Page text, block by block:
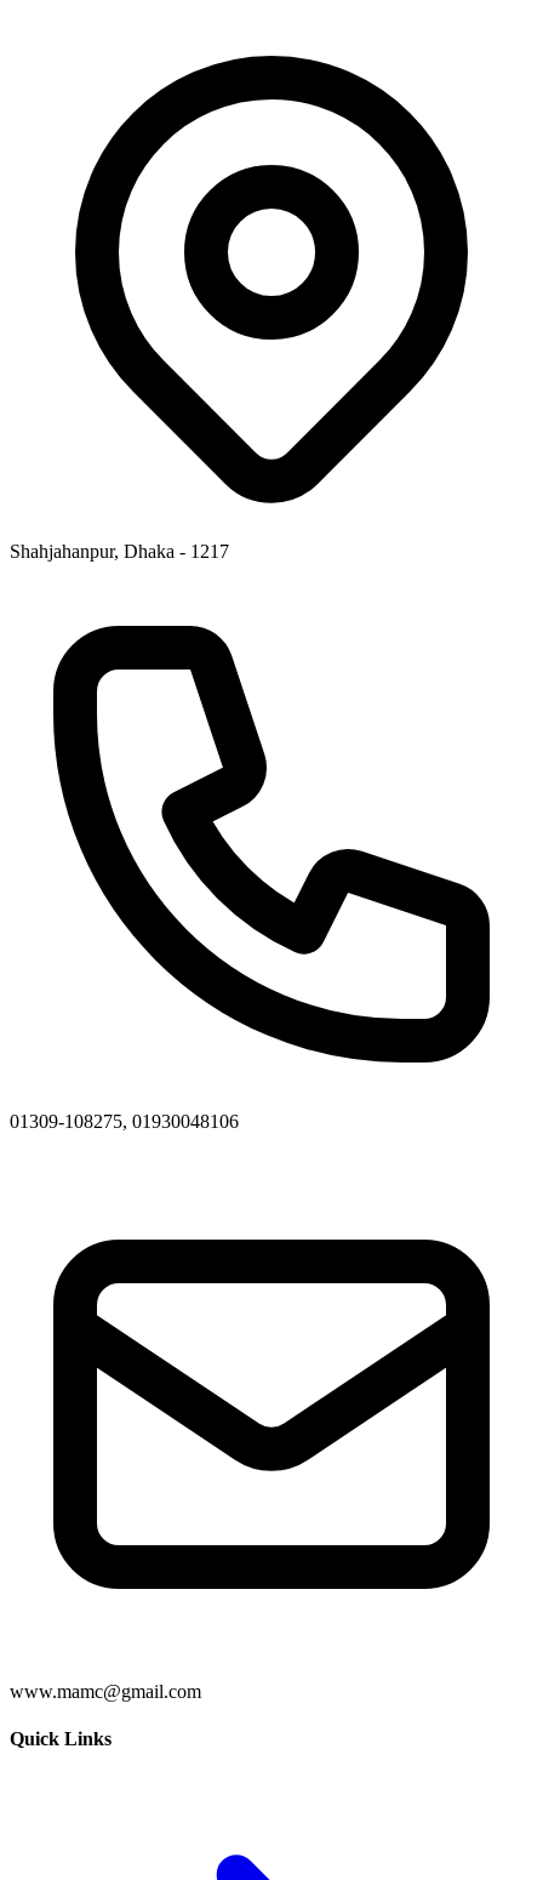
Shahjahanpur, Dhaka - 1217
01309-108275, 01930048106
www.mamc@gmail.com
Quick Links